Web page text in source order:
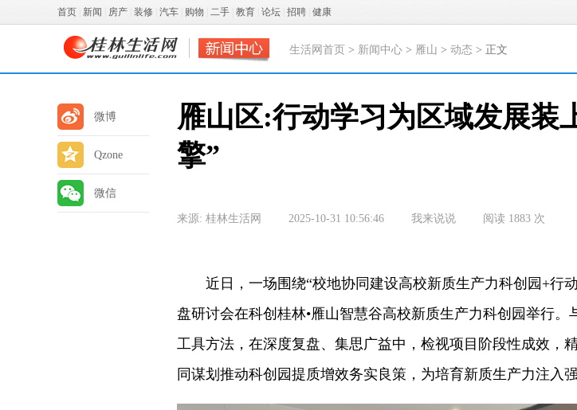
首页 新闻 房产 装修 汽车 购物 二手 教育 论坛 招聘 健康
生活网首页 > 新闻中心 > 雁山 > 动态 > 正文
微博
Qzone
微信
雁山区:行动学习为区域发展装
擎”
来源: 桂林生活网 2025-10-31 10:56:46 我来说说 阅读 1883 次
近日，一场围绕“校地协同建设高校新质生产力科创园+行
盘研讨会在科创桂林•雁山智慧谷高校新质生产力科创园举行。
工具方法，在深度复盘、集思广益中，检视项目阶段性成效，
同谋划推动科创园提质增效务实良策，为培育新质生产力注入